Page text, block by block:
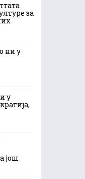
за
ни у
у
још